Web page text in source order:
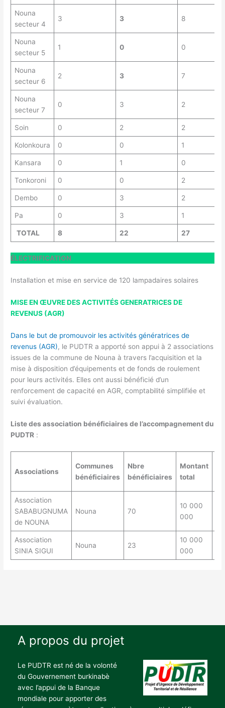
Nouna
secteur 4
3 3 8
Nouna
secteur 5
1 0 0
Nouna
secteur 6
2 3 7
Nouna
secteur 7
0 3 2
Soin 0 2 2
Kolonkoura 0 0 1
Kansara 0 1 0
Tonkoroni 0 0 2
Dembo 0 3 2
Pa 0 3 1
TOTAL 8 22 27
ÉLECTRIFICATION
Installation et mise en service de 120 lampadaires solaires
MISE EN ŒUVRE DES ACTIVITÉS GENERATRICES DE
REVENUS (AGR)
Dans le but de promouvoir les activités génératrices de
revenus (AGR), le PUDTR a apporté son appui à 2 associations
issues de la commune de Nouna à travers l’acquisition et la
mise à disposition d’équipements et de fonds de roulement
pour leurs activités. Elles ont aussi bénéficié d’un
renforcement de capacité en AGR, comptabilité simplifiée et
suivi évaluation.
Liste des association bénéficiaires de l’accompagnement du
PUDTR :
Associations
Communes
bénéficiaires
Nbre
bénéficiaires
Montant
total
Association
SABABUGNUMA
de NOUNA
Nouna 70
10 000
000
Association
SINIA SIGUI
Nouna 23
10 000
000
A propos du projet
Le PUDTR est né de la volonté
du Gouvernement burkinabè
avec l’appui de la Banque
mondiale pour apporter des